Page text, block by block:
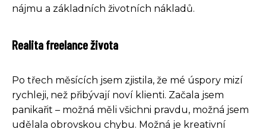
nájmu a základních životních nákladů.
Realita freelance života
Po třech měsících jsem zjistila, že mé úspory mizí
rychleji, než přibývají noví klienti. Začala jsem
panikařit – možná měli všichni pravdu, možná jsem
udělala obrovskou chybu. Možná je kreativní